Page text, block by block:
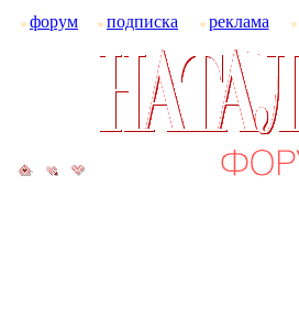
форум подписка реклама